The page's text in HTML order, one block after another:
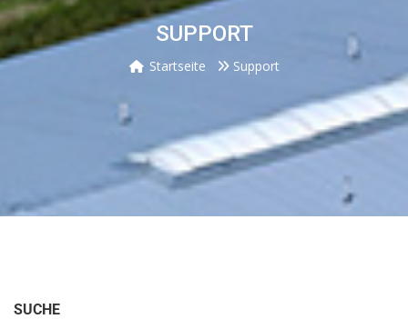
SUPPORT
Startseite Support
SUCHE